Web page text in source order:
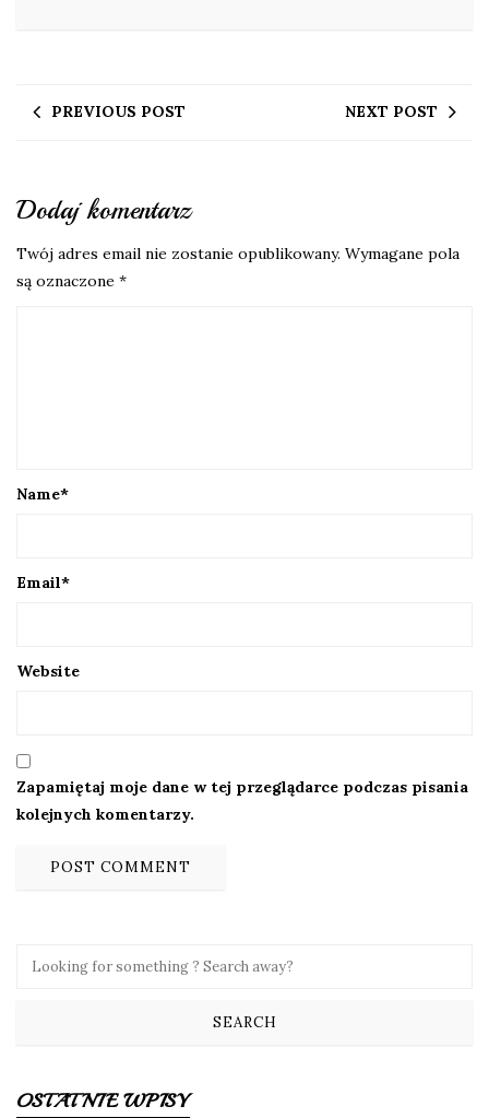
PREVIOUS POST NEXT POST
Dodaj komentarz
Twój adres email nie zostanie opublikowany. Wymagane pola
są oznaczone *
Name*
Email*
Website
Zapamiętaj moje dane w tej przeglądarce podczas pisania
kolejnych komentarzy.
OSTATNIE WPISY